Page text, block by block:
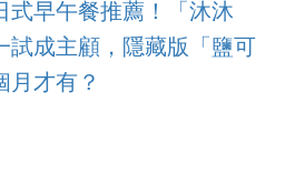
式早午餐推薦！「沐沐
試成主顧，隱藏版「鹽可
月才有？